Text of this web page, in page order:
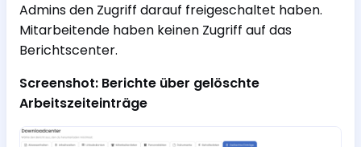
Admins den Zugriff darauf freigeschaltet haben.
Mitarbeitende haben keinen Zugriff auf das
Berichtscenter.
Screenshot: Berichte über gelöschte
Arbeitszeiteinträge